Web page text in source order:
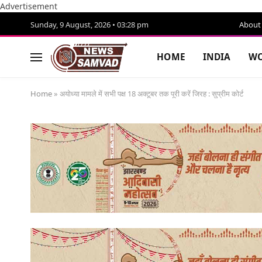
Advertisement
Sunday, 9 August, 2026 • 03:28 pm About
HOME INDIA
Home » अयोध्या मामले में सभी पक्ष 18 अक्टूबर तक पूरी करें जिरह : सुप्रीम कोर्ट